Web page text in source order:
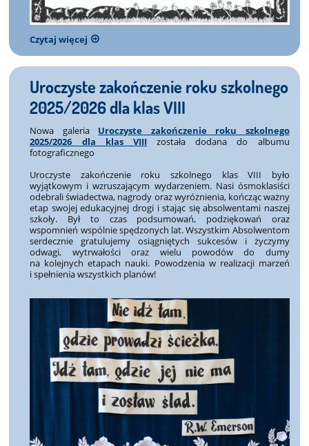
Czytaj więcej
Uroczyste zakończenie roku szkolnego
2025/2026 dla klas VIII
Nowa galeria Uroczyste zakończenie roku szkolnego
2025/2026 dla klas VIIIzostała dodana do albumu
fotograficznego
Uroczyste zakończenie roku szkolnego klas VIII było
wyjątkowym i wzruszającym wydarzeniem. Nasi ósmoklasiści
odebrali świadectwa, nagrody oraz wyróżnienia, kończąc ważny
etap swojej edukacyjnej drogi i stając się absolwentami naszej
szkoły. Był to czas podsumowań, podziękowań oraz
wspomnień wspólnie spędzonych lat. Wszystkim Absolwentom
serdecznie gratulujemy osiągniętych sukcesów i życzymy
odwagi, wytrwałości oraz wielu powodów do dumy
na kolejnych etapach nauki. Powodzenia w realizacji marzeń
i spełnienia wszystkich planów!